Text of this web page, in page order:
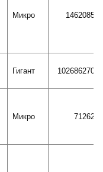
Микро 1462085
Гигант 102686270
Микро 71262